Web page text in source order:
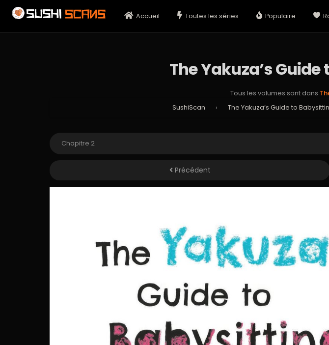
Accueil Toutes les séries Populaire
The Yakuza’s
Tous les volumes sont dans
SushiScan
› The Yakuza’s Guide to
Précédent